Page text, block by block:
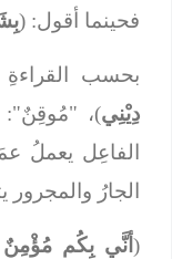
فحينما أقول: (
بحسب القراءةِ
دِيْنِي)، "مُوقِنٌ":
الفاعِل يعملُ
الجارُ والمجرور
أنَّي بِكُم مُؤْمِنٌ